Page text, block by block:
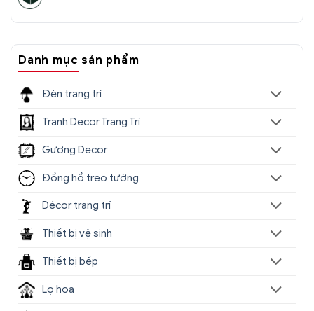
Danh mục sản phẩm
Đèn trang trí
Tranh Decor Trang Trí
Gương Decor
Đồng hồ treo tường
Décor trang trí
Thiết bị vệ sinh
Thiết bị bếp
Lọ hoa